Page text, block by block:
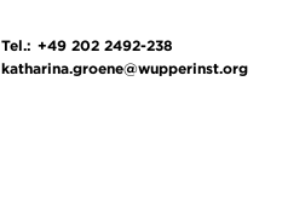
Tel.: +49 202 2492-238
katharina.groene@wupperinst.org